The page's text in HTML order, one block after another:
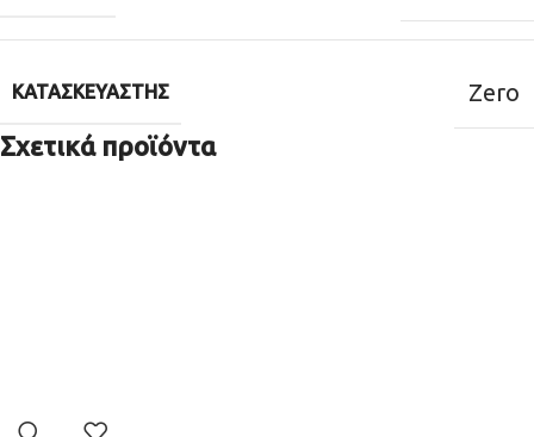
ΚΑΤΑΣΚΕΥΑΣΤΉΣ Zero
Σχετικά προϊόντα